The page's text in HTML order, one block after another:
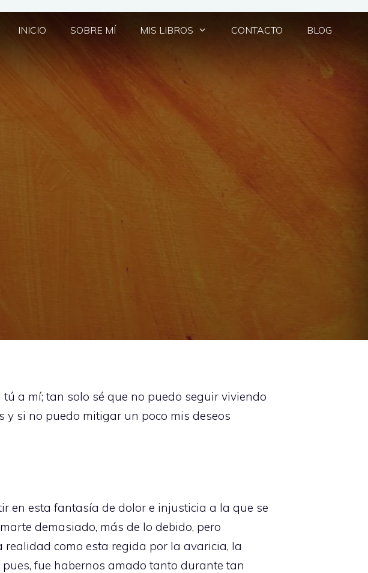
INICIO SOBRE MÍ MIS LIBROS CONTACTO BLOG
a mí; tan solo sé que no puedo seguir viviendo
si no puedo mitigar un poco mis deseos
en esta fantasía de dolor e injusticia a la que se
demasiado, más de lo debido, pero
como esta regida por la avaricia, la
fue habernos amado tanto durante tan